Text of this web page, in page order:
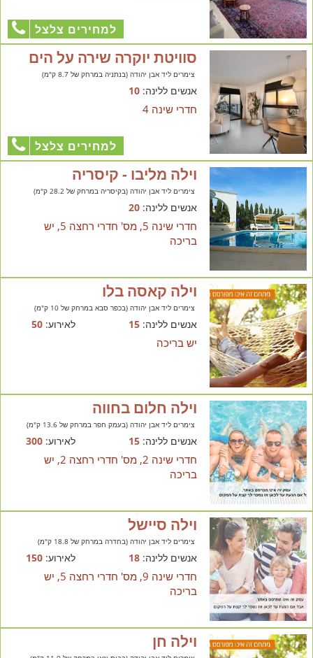
למחירים צלצל
סוויטת יוקרה שירה על הים
צימרים ליד אבן יהודה (בנתניה במרחק של 8.7 ק"מ)
אנשים ללינה:10
חדרי שינה 4
למחירים צלצל
וילה מליבו - קיסריה
צימרים ליד אבן יהודה (בקיסריה במרחק של 28.2 ק"מ)
אנשים ללינה:20
חדרי שינה 5, מס' חדרי רחצה 5, יש
בריכה
וילה קאסה בלו
צימרים ליד אבן יהודה (בכפר סבא במרחק של 10 ק"מ)
אנשים ללינה:15 לאירוע:50
יש בריכה
וילה חלום בחווה
צימרים ליד אבן יהודה (בעמק חפר במרחק של 13.6 ק"מ)
אנשים ללינה:15 לאירוע:300
חדרי שינה 2, מס' חדרי רחצה 2, יש
בריכה
וילה סיישל
צימרים ליד אבן יהודה (בחדרה במרחק של 18.8 ק"מ)
אנשים ללינה:18 לאירוע:150
חדרי שינה 9, מס' חדרי רחצה 5, יש
בריכה
וילה חן